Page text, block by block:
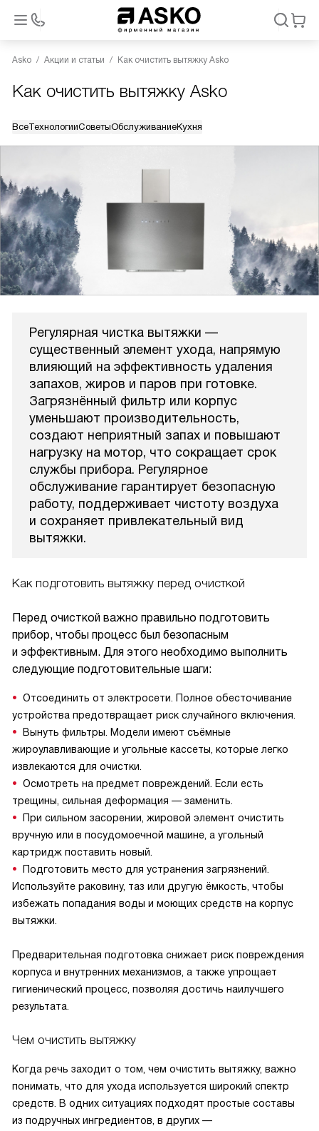
Asko Акции и статьи Как очистить вытяжку Asko
Как очистить вытяжку Asko
ВсеТехнологииСоветыОбслуживаниеКухня
Регулярная чистка вытяжки —
существенный элемент ухода, напрямую
влияющий на эффективность удаления
запахов, жиров и паров при готовке.
Загрязнённый фильтр или корпус
уменьшают производительность,
создают неприятный запах и повышают
нагрузку на мотор, что сокращает срок
службы прибора. Регулярное
обслуживание гарантирует безопасную
работу, поддерживает чистоту воздуха
и сохраняет привлекательный вид
вытяжки.
Как подготовить вытяжку перед очисткой
Перед очисткой важно правильно подготовить
прибор, чтобы процесс был безопасным
и эффективным. Для этого необходимо выполнить
следующие подготовительные шаги:
Отсоединить от электросети. Полное обесточивание
устройства предотвращает риск случайного включения.
Вынуть фильтры. Модели имеют съёмные
жироулавливающие и угольные кассеты, которые легко
извлекаются для очистки.
Осмотреть на предмет повреждений. Если есть
трещины, сильная деформация — заменить.
При сильном засорении, жировой элемент очистить
вручную или в посудомоечной машине, а угольный
картридж поставить новый.
Подготовить место для устранения загрязнений.
Используйте раковину, таз или другую ёмкость, чтобы
избежать попадания воды и моющих средств на корпус
вытяжки.
Предварительная подготовка снижает риск повреждения
корпуса и внутренних механизмов, а также упрощает
гигиенический процесс, позволяя достичь наилучшего
результата.
Чем очистить вытяжку
Когда речь заходит о том, чем очистить вытяжку, важно
понимать, что для ухода используется широкий спектр
средств. В одних ситуациях подходят простые составы
из подручных ингредиентов, в других —